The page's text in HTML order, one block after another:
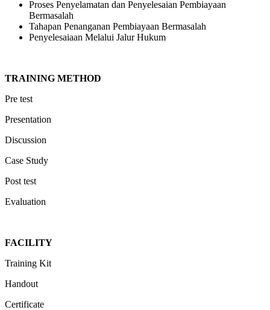
Proses Penyelamatan dan Penyelesaian Pembiayaan
Bermasalah
Tahapan Penanganan Pembiayaan Bermasalah
Penyelesaiaan Melalui Jalur Hukum
TRAINING METHOD
Pre test
Presentation
Discussion
Case Study
Post test
Evaluation
FACILITY
Training Kit
Handout
Certificate